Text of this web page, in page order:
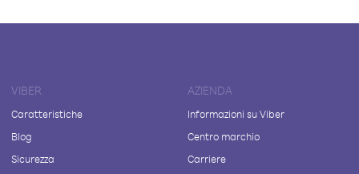
VIBER
Caratteristiche
Blog
Sicurezza
AZIENDA
Informazioni su Viber
Centro marchio
Carriere